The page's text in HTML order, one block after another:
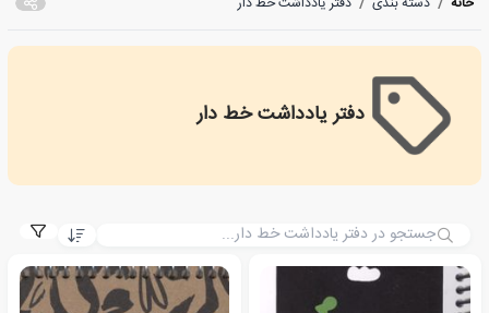
دفتر یادداشت خط دار
Linear Notebook